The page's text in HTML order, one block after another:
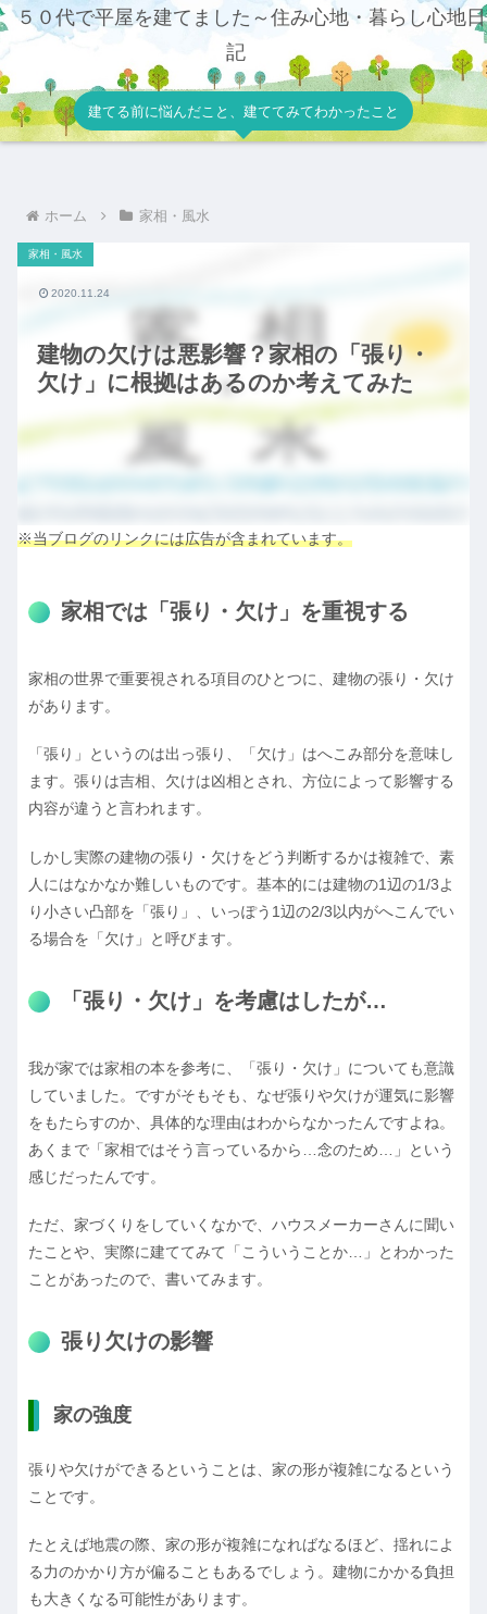
５０代で平屋を建てました～住み心地・暮らし心地日
記
建てる前に悩んだこと、建ててみてわかったこと
ホーム 家相・風水
建物の欠けは悪影響？家相の「張り・
欠け」に根拠はあるのか考えてみた
家相・風水
2020.11.24
※当ブログのリンクには広告が含まれています。
家相では「張り・欠け」を重視する
家相の世界で重要視される項目のひとつに、建物の張り・欠け
があります。
「張り」というのは出っ張り、「欠け」はへこみ部分を意味し
ます。張りは吉相、欠けは凶相とされ、方位によって影響する
内容が違うと言われます。
しかし実際の建物の張り・欠けをどう判断するかは複雑で、素
人にはなかなか難しいものです。基本的には建物の1辺の1/3よ
り小さい凸部を「張り」、いっぽう1辺の2/3以内がへこんでい
る場合を「欠け」と呼びます。
「張り・欠け」を考慮はしたが…
我が家では家相の本を参考に、「張り・欠け」についても意識
していました。ですがそもそも、なぜ張りや欠けが運気に影響
をもたらすのか、具体的な理由はわからなかったんですよね。
あくまで「家相ではそう言っているから…念のため…」という
感じだったんです。
ただ、家づくりをしていくなかで、ハウスメーカーさんに聞い
たことや、実際に建ててみて「こういうことか…」とわかった
ことがあったので、書いてみます。
張り欠けの影響
家の強度
張りや欠けができるということは、家の形が複雑になるという
ことです。
たとえば地震の際、家の形が複雑になればなるほど、揺れによ
る力のかかり方が偏ることもあるでしょう。建物にかかる負担
も大きくなる可能性があります。